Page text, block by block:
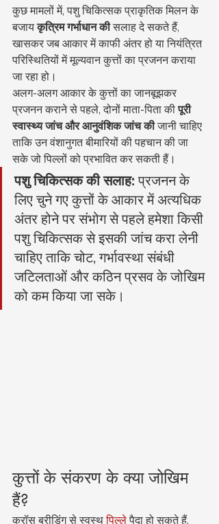
कुछ मामलों में, पशु चिकित्सक प्राकृतिक मिलन के
बजाय कृत्रिम गर्भाधान की सलाह दे सकते हैं,
खासकर जब आकार में काफी अंतर हो या नियंत्रित
परिस्थितियों में मूल्यवान कुत्तों का प्रजनन कराया
जा रहा हो।
अलग-अलग आकार के कुत्तों का जानबूझकर
प्रजनन कराने से पहले, दोनों माता-पिता की पूरी
स्वास्थ्य जांच और आनुवंशिक जांच की जानी चाहिए
ताकि उन वंशानुगत बीमारियों की पहचान की जा
सके जो पिल्लों को प्रभावित कर सकती हैं।
पशु चिकित्सक की सलाह: प्रजनन के
लिए चुने गए कुत्तों के आकार में अत्यधिक
अंतर होने पर संभोग से पहले हमेशा किसी
पशु चिकित्सक से इसकी जांच करा लेनी
चाहिए ताकि चोट, गर्भावस्था संबंधी
जटिलताओं और कठिन प्रसव के जोखिम
को कम किया जा सके।
कुत्तों के संकरण के क्या जोखिम
हैं?
क्रॉस ब्रीडिंग से स्वस्थ पिल्ले पैदा हो सकते हैं,